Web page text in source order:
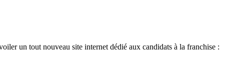
un tout nouveau site internet dédié aux candidats à la franchise :